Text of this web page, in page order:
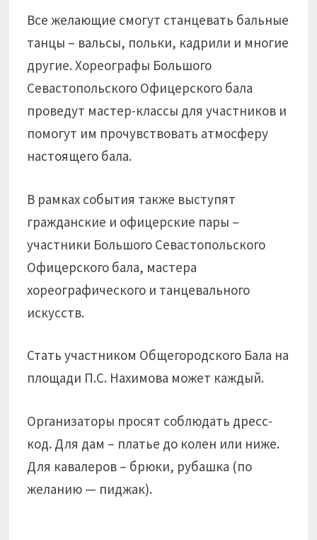
Все желающие смогут станцевать бальные
танцы – вальсы, польки, кадрили и многие
другие. Хореографы Большого
Севастопольского Офицерского бала
проведут мастер-классы для участников и
помогут им прочувствовать атмосферу
настоящего бала.
В рамках события также выступят
гражданские и офицерские пары –
участники Большого Севастопольского
Офицерского бала, мастера
хореографического и танцевального
искусств.
Стать участником Общегородского Бала на
площади П.С. Нахимова может каждый.
Организаторы просят соблюдать дресс-
код. Для дам – платье до колен или ниже.
Для кавалеров – брюки, рубашка (по
желанию — пиджак).